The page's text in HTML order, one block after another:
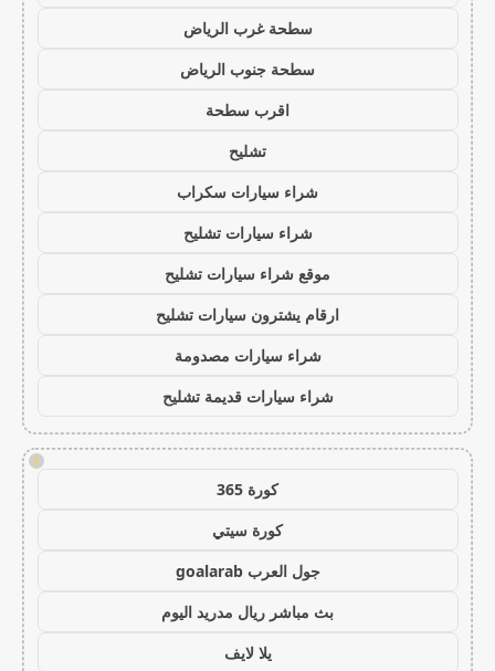
سطحة غرب الرياض
سطحة جنوب الرياض
اقرب سطحة
تشليح
شراء سيارات سكراب
شراء سيارات تشليح
موقع شراء سيارات تشليح
ارقام يشترون سيارات تشليح
شراء سيارات مصدومة
شراء سيارات قديمة تشليح
!
كورة 365
كورة سيتي
جول العرب goalarab
بث مباشر ريال مدريد اليوم
يلا لايف